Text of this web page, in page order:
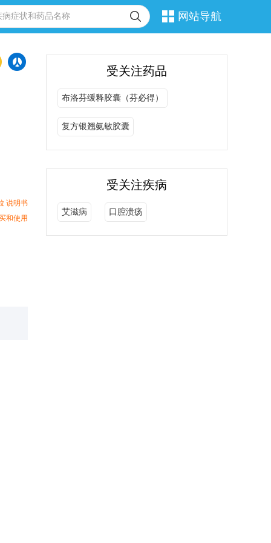
网站导航
说明书
和使用
受关注药品
布洛芬缓释胶囊（芬必得）
复方银翘氨敏胶囊
受关注疾病
艾滋病 口腔溃疡